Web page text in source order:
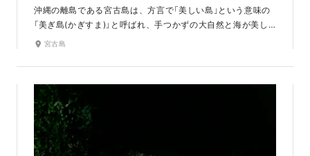
沖縄の離島である宮古島は、方言で「美しい島」という意味の
「美ぎ島(かぎすま)」と呼ばれ、手つかずの大自然と海が美し
い島です。7キロも続く白い砂浜とコバルトブルーの海が、東
ながる約1.7キロの来間大橋も特徴的で、来間大橋を背景とし
たショットも人気です。「砂山ビーチ」でのサンセットもロマ
ンチックでおすすめです。最大の特徴は波の浸食によってで
きたアーチ状の岩で、宮古島の大自然を感じられるロケーシ
ョンです。
宮古島